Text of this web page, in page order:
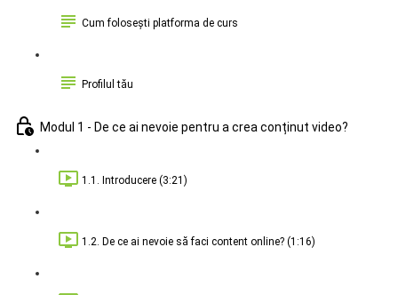
Cum folosești platforma de curs
Profilul tău
Modul 1 - De ce ai nevoie pentru a crea conținut video?
1.1. Introducere (3:21)
1.2. De ce ai nevoie să faci content online? (1:16)